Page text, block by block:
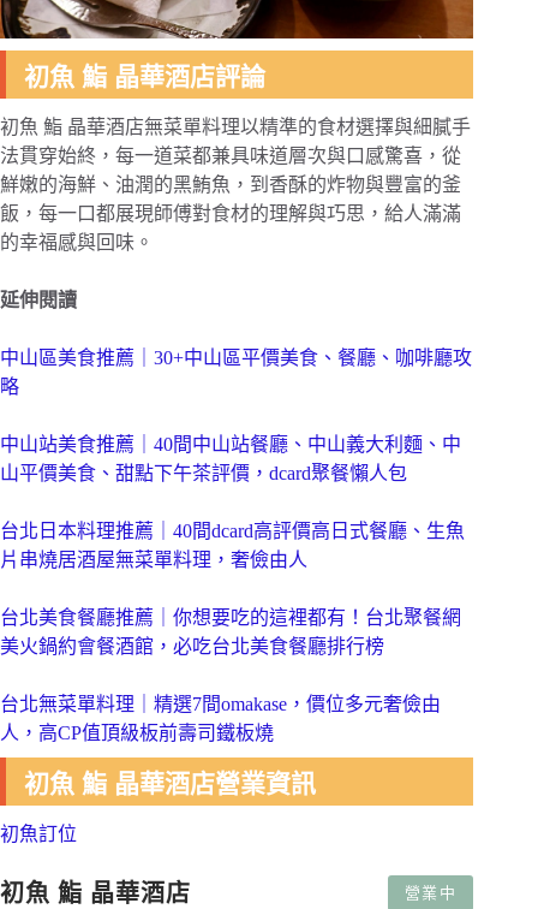
初魚 鮨 晶華酒店評論
初魚 鮨 晶華酒店無菜單料理以精準的食材選擇與細膩手
法貫穿始終，每一道菜都兼具味道層次與口感驚喜，從
鮮嫩的海鮮、油潤的黑鮪魚，到香酥的炸物與豐富的釜
飯，每一口都展現師傅對食材的理解與巧思，給人滿滿
的幸福感與回味。
延伸閱讀
中山區美食推薦｜30+中山區平價美食、餐廳、咖啡廳攻
略
中山站美食推薦｜40間中山站餐廳、中山義大利麵、中
山平價美食、甜點下午茶評價，dcard聚餐懶人包
台北日本料理推薦｜40間dcard高評價高日式餐廳、生魚
片串燒居酒屋無菜單料理，奢儉由人
台北美食餐廳推薦｜你想要吃的這裡都有！台北聚餐網
美火鍋約會餐酒館，必吃台北美食餐廳排行榜
台北無菜單料理｜精選7間omakase，價位多元奢儉由
人，高CP值頂級板前壽司鐵板燒
初魚 鮨 晶華酒店營業資訊
初魚訂位
初魚 鮨 晶華酒店 營業中